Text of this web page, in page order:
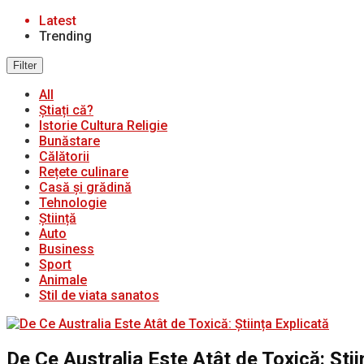
Latest
Trending
Filter
All
Știați că?
Istorie Cultura Religie
Bunăstare
Călătorii
Rețete culinare
Casă și grădină
Tehnologie
Știință
Auto
Business
Sport
Animale
Stil de viata sanatos
De Ce Australia Este Atât de Toxică: